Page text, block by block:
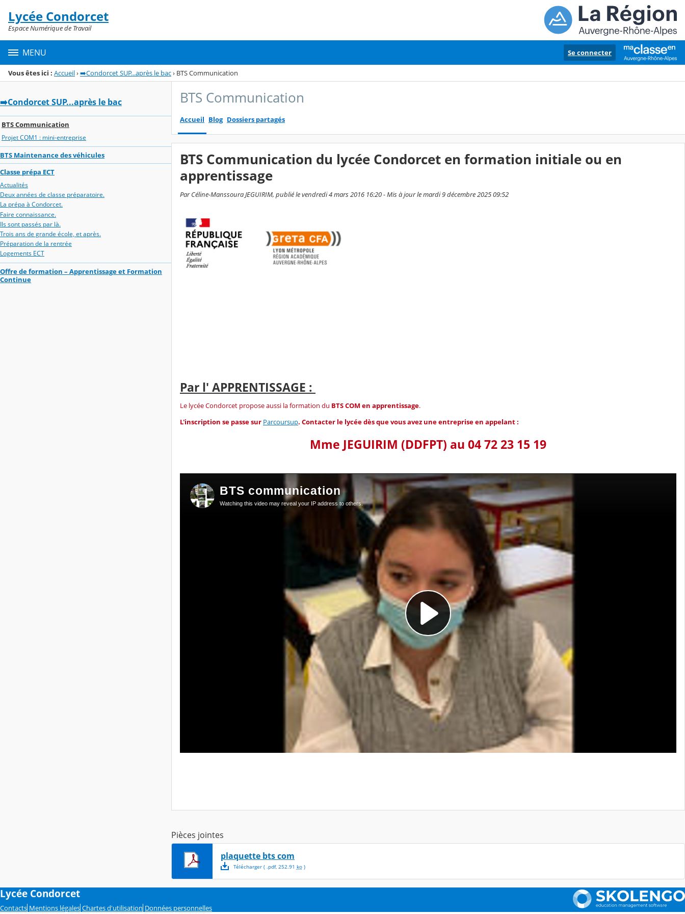
Menu de la rubrique
Contenu
Lycée Condorcet
Espace Numérique de Travail
MENU Se connecter
Vous êtes ici : Accueil›➡️Condorcet SUP...après le bac› BTS Communication
➡️Condorcet SUP...après le bac
BTS Communication
Projet COM1 : mini-entreprise
BTS Maintenance des véhicules
Classe prépa ECT
Actualités
Deux années de classe préparatoire.
La prépa à Condorcet.
Faire connaissance.
Ils sont passés par là.
Trois ans de grande école, et après.
Préparation de la rentrée
Logements ECT
Offre de formation – Apprentissage et Formation
Continue
BTS Communication
Accueil Blog Dossiers partagés
BTS Communication du lycée Condorcet en formation initiale ou en
apprentissage
Par Céline-Manssoura JEGUIRIM, publié le vendredi 4 mars 2016 16:20 - Mis à jour le mardi 9 décembre 2025 09:52
Par l' APPRENTISSAGE :
Le lycée Condorcet propose aussi la formation du BTS COM en apprentissage.
L'inscription se passe sur Parcoursup. Contacter le lycée dès que vous avez une entreprise en appelant :
Mme JEGUIRIM (DDFPT) au 04 72 23 15 19
Pièces jointes
plaquette bts com
Télécharger( .pdf, 252.91 ko)
Lycée Condorcet
Contacts Mentions légales Chartes d'utilisation Données personnelles